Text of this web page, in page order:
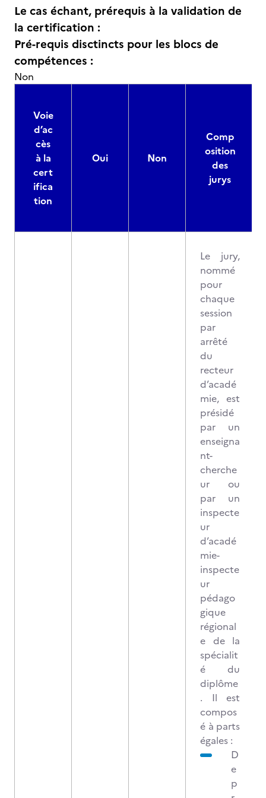
Le cas échant, prérequis à la validation de
la certification :
Pré-requis disctincts pour les blocs de
compétences :
Non
Voie
d’ac
cès
à la
cert
ifica
tion
Oui Non
Comp
osition
des
jurys
Le jury,
nommé
pour
chaque
session
par
arrêté
du
recteur
d’acadé
mie, est
présidé
par un
enseigna
nt-
cherche
ur ou
par un
inspecte
ur
d’acadé
mie-
inspecte
ur
pédago
gique
régional
e de la
spécialit
é du
diplôme
. Il est
compos
é à parts
égales :
D
e
p